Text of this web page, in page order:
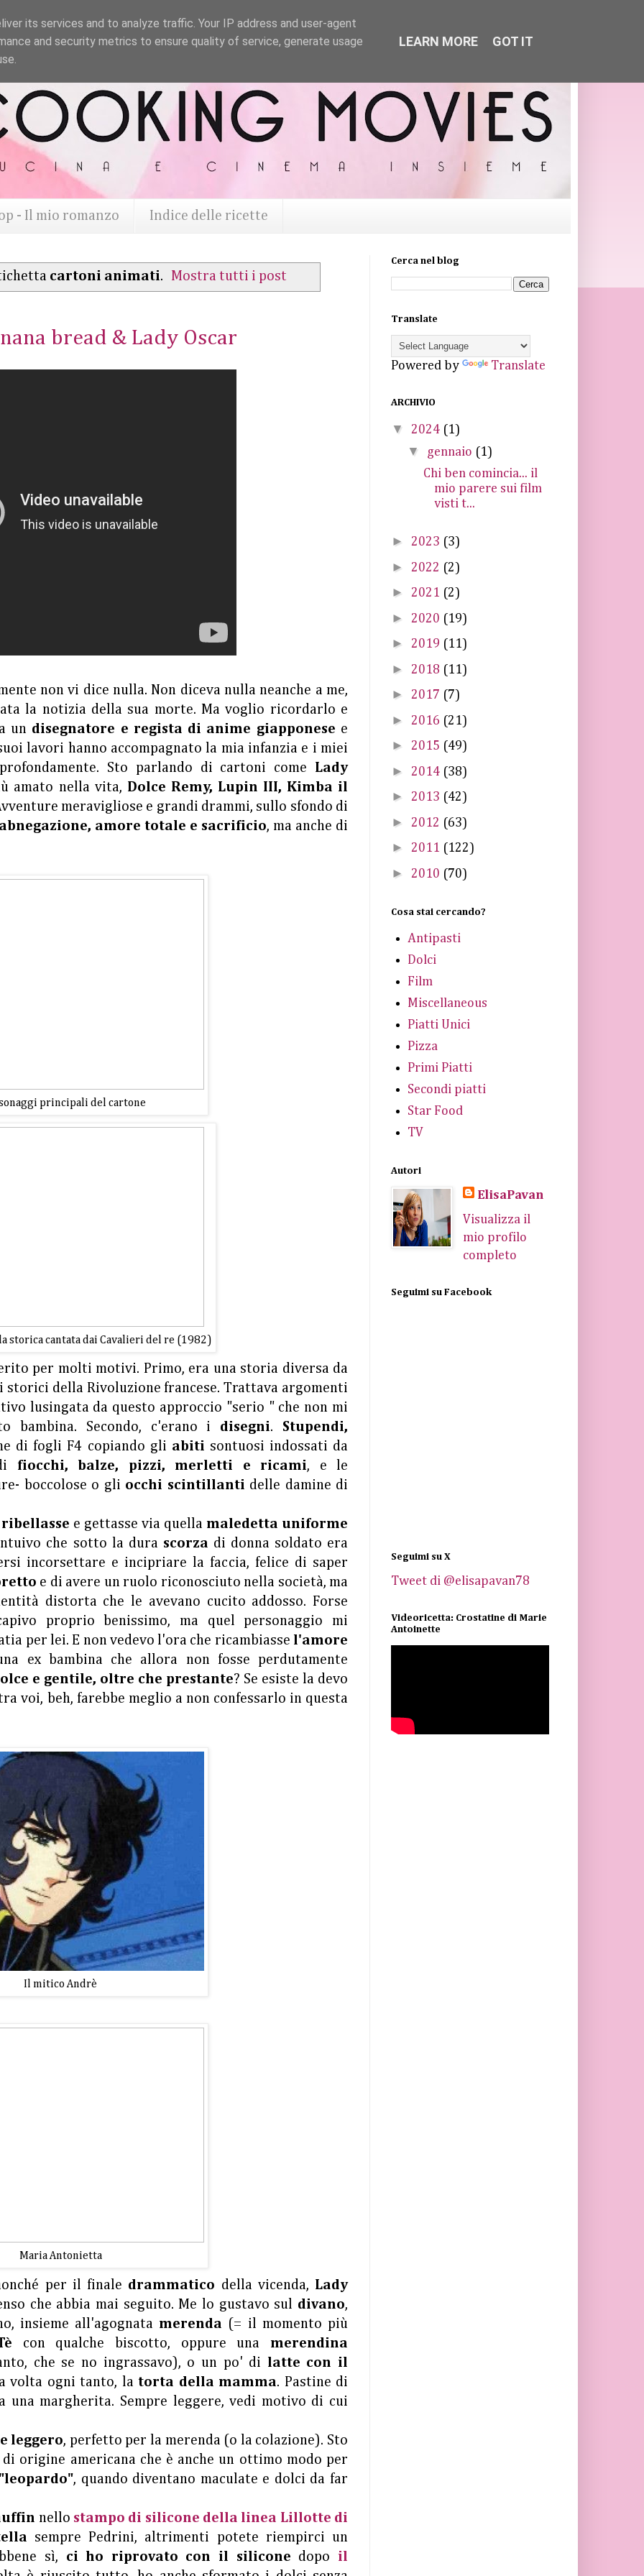
- Il mio romanzo Indice delle ricette
cartoni animati. Mostra tutti i post
bread & Lady Oscar
non vi dice nulla. Non diceva nulla neanche a me,
la notizia della sua morte. Ma voglio ricordarlo e
un disegnatore e regista di anime giapponese e
lavori hanno accompagnato la mia infanzia e i miei
Sto parlando di cartoni come Lady
amato nella vita,
Dolce Remy, Lupin III, Kimba il
meravigliose e grandi drammi, sullo sfondo di
abnegazione, amore totale e sacrificio, ma anche di
principali del cartone
storica cantata dai Cavalieri del re (1982)
per molti motivi. Primo, era una storia diversa da
della Rivoluzione francese. Trattava argomenti
lusingata da questo approccio "serio " che non mi
bambina. Secondo, c'erano i disegni. Stupendi,
di fogli F4 copiando gli abiti sontuosi indossati da
fiocchi, balze, pizzi, merletti e ricami, e le
boccolose o gli occhi scintillanti delle damine di
ribellasse e gettasse via quella maledetta uniforme
che sotto la dura scorza di donna soldato era
incorsettare e incipriare la faccia, felice di saper
e di avere un ruolo riconosciuto nella società, ma
distorta che le avevano cucito addosso. Forse
proprio benissimo, ma quel personaggio mi
per lei. E non vedevo l'ora che ricambiasse l'amore
ex bambina che allora non fosse perdutamente
e gentile, oltre che prestante? Se esiste la devo
voi, beh, farebbe meglio a non confessarlo in questa
Il mitico Andrè
Maria Antonietta
per il finale drammatico della vicenda, Lady
che abbia mai seguito. Me lo gustavo sul divano,
insieme all'agognata merenda (= il momento più
con qualche biscotto, oppure una merendina
che se no ingrassavo), o un po' di latte con il
volta ogni tanto, la torta della mamma. Pastine di
una margherita. Sempre leggere, vedi motivo di cui
leggero, perfetto per la merenda (o la colazione). Sto
di origine americana che è anche un ottimo modo per
, quando diventano maculate e dolci da far
nello stampo di silicone della linea Lillotte di
sempre Pedrini, altrimenti potete riempirci un
sì, ci ho riprovato con il silicone dopo il
Cerca nel blog
Translate
Powered by Translate
ARCHIVIO
▼ 2024 (1)
▼ gennaio (1)
Chi ben comincia... il
mio parere sui film
visti t...
► 2023 (3)
► 2022 (2)
► 2021 (2)
► 2020 (19)
► 2019 (11)
► 2018 (11)
► 2017 (7)
► 2016 (21)
► 2015 (49)
► 2014 (38)
► 2013 (42)
► 2012 (63)
► 2011 (122)
► 2010 (70)
Cosa stai cercando?
Antipasti
Dolci
Film
Miscellaneous
Piatti Unici
Pizza
Primi Piatti
Secondi piatti
Star Food
TV
Autori
ElisaPavan
Visualizza il
mio profilo
completo
Seguimi su Facebook
Seguimi su X
Tweet di @elisapavan78
Videoricetta: Crostatine di Marie
Antoinette
its services and to analyze traffic. Your IP address and user-agent
and security metrics to ensure quality of service, generate usage
LEARN MORE GOT IT